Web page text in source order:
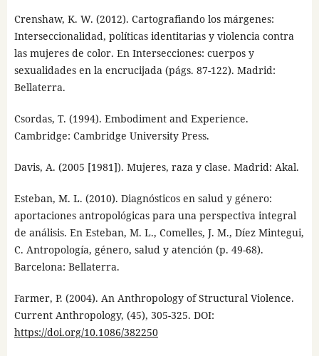
Crenshaw, K. W. (2012). Cartografiando los márgenes:
Interseccionalidad, políticas identitarias y violencia contra
las mujeres de color. En Intersecciones: cuerpos y
sexualidades en la encrucijada (págs. 87-122). Madrid:
Bellaterra.
Csordas, T. (1994). Embodiment and Experience.
Cambridge: Cambridge University Press.
Davis, A. (2005 [1981]). Mujeres, raza y clase. Madrid: Akal.
Esteban, M. L. (2010). Diagnósticos en salud y género:
aportaciones antropológicas para una perspectiva integral
de análisis. En Esteban, M. L., Comelles, J. M., Díez Mintegui,
C. Antropología, género, salud y atención (p. 49-68).
Barcelona: Bellaterra.
Farmer, P. (2004). An Anthropology of Structural Violence.
Current Anthropology, (45), 305-325. DOI:
https://doi.org/10.1086/382250